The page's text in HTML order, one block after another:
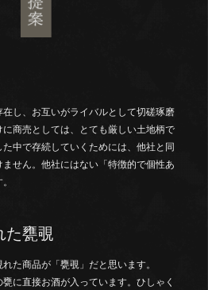
し、お互いがライバルとして切磋琢磨
商売としては、とても厳しい土地柄で
中で存続していくためには、他社と同
せん。他社にはない「特徴的で個性あ
た甕覗
た商品が「甕覗」だと思います。
に直接お酒が入っています。ひしゃく